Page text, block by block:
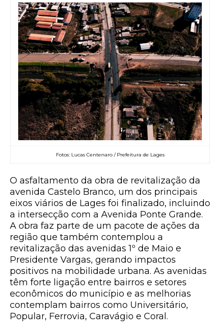
Fotos: Lucas Centenaro / Prefeitura de Lages
O asfaltamento da obra de revitalização da
avenida Castelo Branco, um dos principais
eixos viários de Lages foi finalizado, incluindo
a intersecção com a Avenida Ponte Grande.
A obra faz parte de um pacote de ações da
região que também contemplou a
revitalização das avenidas 1º de Maio e
Presidente Vargas, gerando impactos
positivos na mobilidade urbana. As avenidas
têm forte ligação entre bairros e setores
econômicos do município e as melhorias
contemplam bairros como Universitário,
Popular, Ferrovia, Caravágio e Coral.